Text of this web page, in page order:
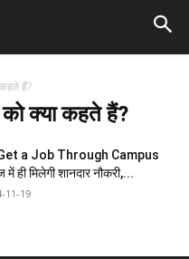
हैं?
क्या कहते हैं?
a Job Through Campus
मिलेगी शानदार नौकरी,...
11-19